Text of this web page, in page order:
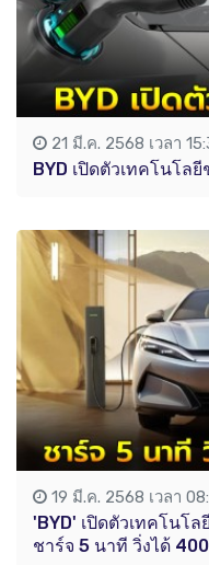
21 มี.ค. 2568 เวลา
BYD เปิดตัวเทคโนโล
19 มี.ค. 2568 เวลา
'BYD' เปิดตัวเทคโนโ
ชาร์จ 5 นาที วิ่งได้